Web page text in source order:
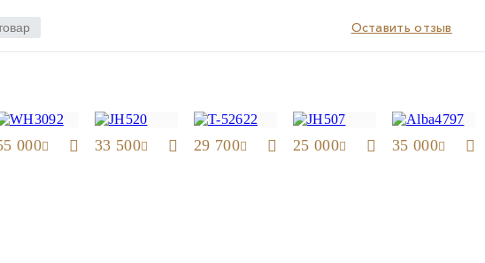
Оставить отзыв
000 33 500 29 700 25 000 35 000